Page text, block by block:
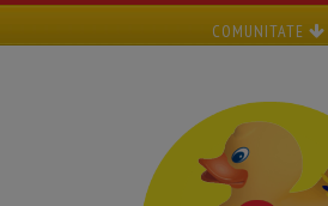
COMUNITATE